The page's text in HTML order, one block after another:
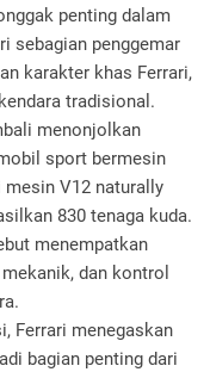
penting dalam
sebagian penggemar
karakter khas Ferrari,
tradisional.
menonjolkan
sport bermesin
V12 naturally
830 tenaga kuda.
menempatkan
dan kontrol
Ferrari menegaskan
bagian penting dari